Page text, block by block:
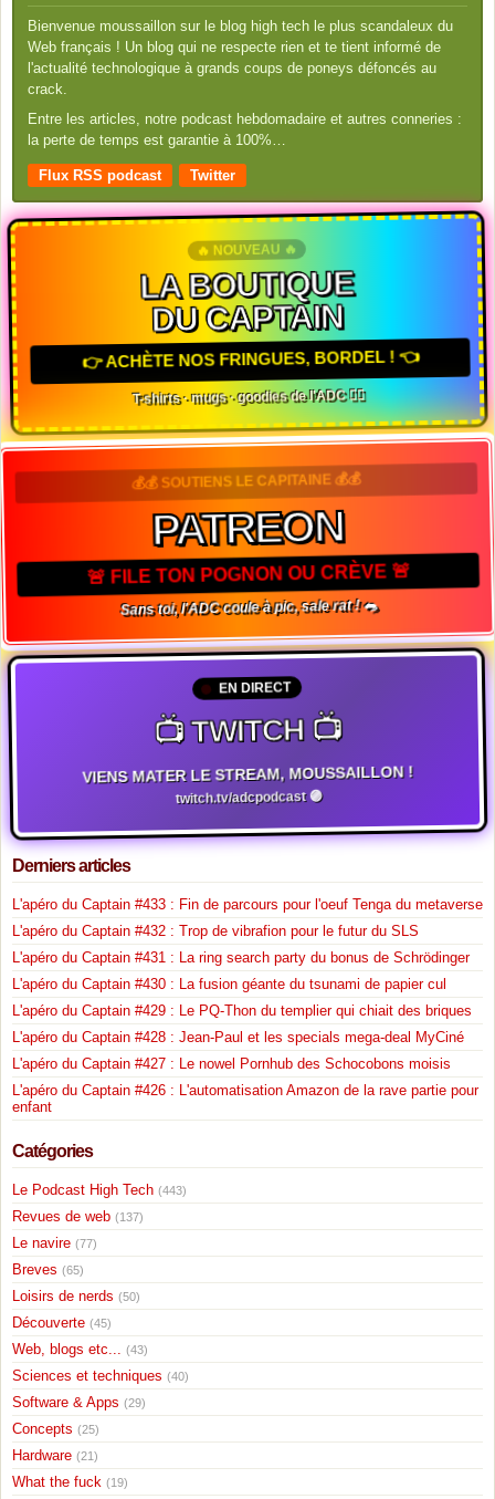
Bienvenue moussaillon sur le blog high tech le plus scandaleux du
Web français ! Un blog qui ne respecte rien et te tient informé de
l'actualité technologique à grands coups de poneys défoncés au
crack.
Entre les articles, notre podcast hebdomadaire et autres conneries :
la perte de temps est garantie à 100%…
Flux RSS podcast Twitter
🔥 NOUVEAU 🔥
LA BOUTIQUE
DU CAPTAIN
👉 ACHÈTE NOS FRINGUES, BORDEL ! 👈
T-shirts · mugs · goodies de l'ADC 🏴‍☠️
💰💰 SOUTIENS LE CAPITAINE 💰💰
PATREON
🚨 FILE TON POGNON OU CRÈVE 🚨
Sans toi, l'ADC coule à pic, sale rat ! 🐀
EN DIRECT
📺 TWITCH 📺
VIENS MATER LE STREAM, MOUSSAILLON !
twitch.tv/adcpodcast 🟣
Derniers articles
L'apéro du Captain #433 : Fin de parcours pour l'oeuf Tenga du metaverse
L'apéro du Captain #432 : Trop de vibrafion pour le futur du SLS
L'apéro du Captain #431 : La ring search party du bonus de Schrödinger
L'apéro du Captain #430 : La fusion géante du tsunami de papier cul
L'apéro du Captain #429 : Le PQ-Thon du templier qui chiait des briques
L'apéro du Captain #428 : Jean-Paul et les specials mega-deal MyCiné
L'apéro du Captain #427 : Le nowel Pornhub des Schocobons moisis
L'apéro du Captain #426 : L'automatisation Amazon de la rave partie pour
enfant
Catégories
Le Podcast High Tech (443)
Revues de web (137)
Le navire (77)
Breves (65)
Loisirs de nerds (50)
Découverte (45)
Web, blogs etc... (43)
Sciences et techniques (40)
Software & Apps (29)
Concepts (25)
Hardware (21)
What the fuck (19)